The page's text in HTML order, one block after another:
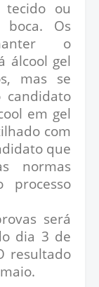
tecido ou
boca. Os
o
álcool gel
mas se
candidato
em gel
com
que
normas
processo
será
dia 3 de
resultado